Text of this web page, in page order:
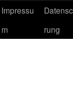
Impressu
m
rung